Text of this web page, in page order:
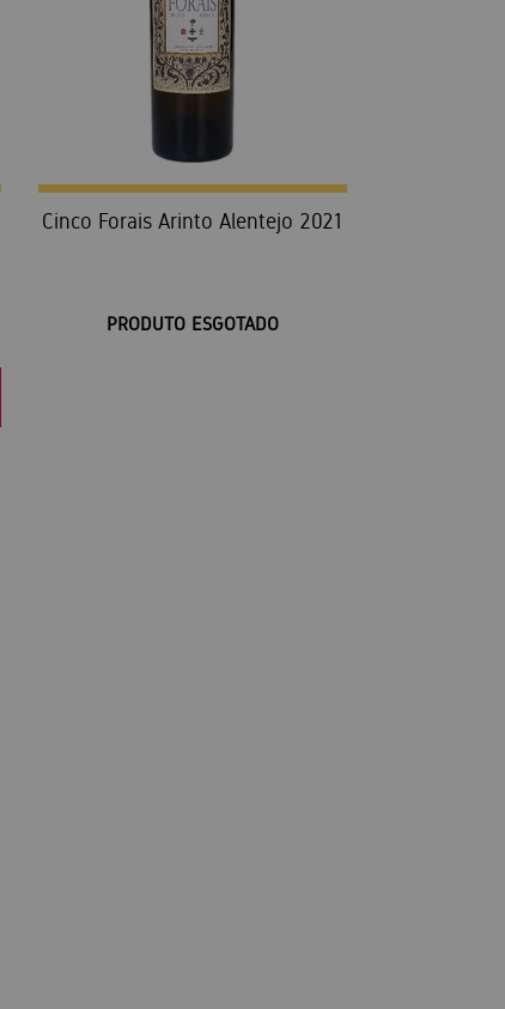
Cinco Forais Arinto Alentejo 2021
PRODUTO ESGOTADO